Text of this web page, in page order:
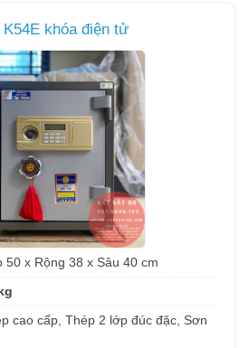
khóa điện tử
50 x Rộng 38 x Sâu 40 cm
cao cấp, Thép 2 lớp đúc đặc, Sơn